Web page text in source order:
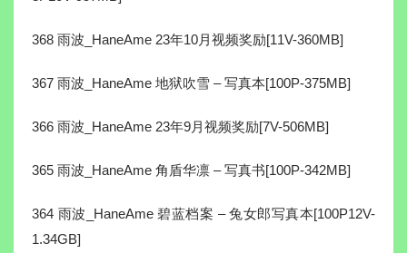
368 雨波_HaneAme 23年10月视频奖励[11V-360MB]
367 雨波_HaneAme 地狱吹雪 – 写真本[100P-375MB]
366 雨波_HaneAme 23年9月视频奖励[7V-506MB]
365 雨波_HaneAme 角盾华凛 – 写真书[100P-342MB]
364 雨波_HaneAme 碧蓝档案 – 兔女郎写真本[100P12V-
1.34GB]